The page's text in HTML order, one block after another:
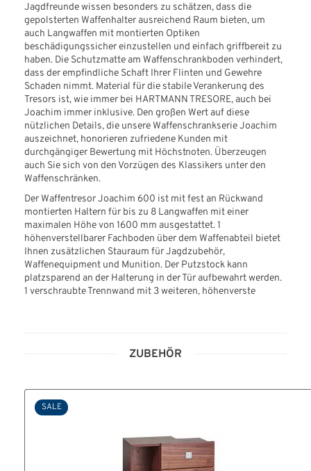
Jagdfreunde wissen besonders zu schätzen, dass die
gepolsterten Waffenhalter ausreichend Raum bieten, um
auch Langwaffen mit montierten Optiken
beschädigungssicher einzustellen und einfach griffbereit zu
haben. Die Schutzmatte am Waffenschrankboden verhindert,
dass der empfindliche Schaft Ihrer Flinten und Gewehre
Schaden nimmt. Material für die stabile Verankerung des
Tresors ist, wie immer bei HARTMANN TRESORE, auch bei
Joachim immer inklusive. Den großen Wert auf diese
nützlichen Details, die unsere Waffenschrankserie Joachim
auszeichnet, honorieren zufriedene Kunden mit
durchgängiger Bewertung mit Höchstnoten. Überzeugen
auch Sie sich von den Vorzügen des Klassikers unter den
Waffenschränken.
Der Waffentresor Joachim 600 ist mit fest an Rückwand
montierten Haltern für bis zu 8 Langwaffen mit einer
maximalen Höhe von 1600 mm ausgestattet. 1
höhenverstellbarer Fachboden über dem Waffenabteil bietet
Ihnen zusätzlichen Stauraum für Jagdzubehör,
Waffenequipment und Munition. Der Putzstock kann
platzsparend an der Halterung in der Tür aufbewahrt werden.
1 verschraubte Trennwand mit 3 weiteren, höhenverste
ZUBEHÖR
SALE